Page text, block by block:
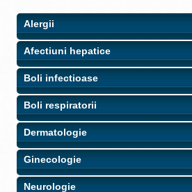
Alergii
Afectiuni hepatice
Boli infectioase
Boli respiratorii
Dermatologie
Ginecologie
Neurologie